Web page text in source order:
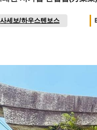
사세보/하우스텐보스